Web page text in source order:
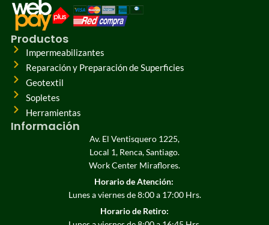
Información
Av. El Ventisquero 1225,
Local 1, Renca, Santiago.
Work Center Miraflores.
Horario de Atención:
Lunes a viernes de 8:00 a 17:00 Hrs.
Horario de Retiro:
Productos
Impermeabilizantes
Reparación y Preparación de Superficies
Geotextil
Sopletes
Herramientas